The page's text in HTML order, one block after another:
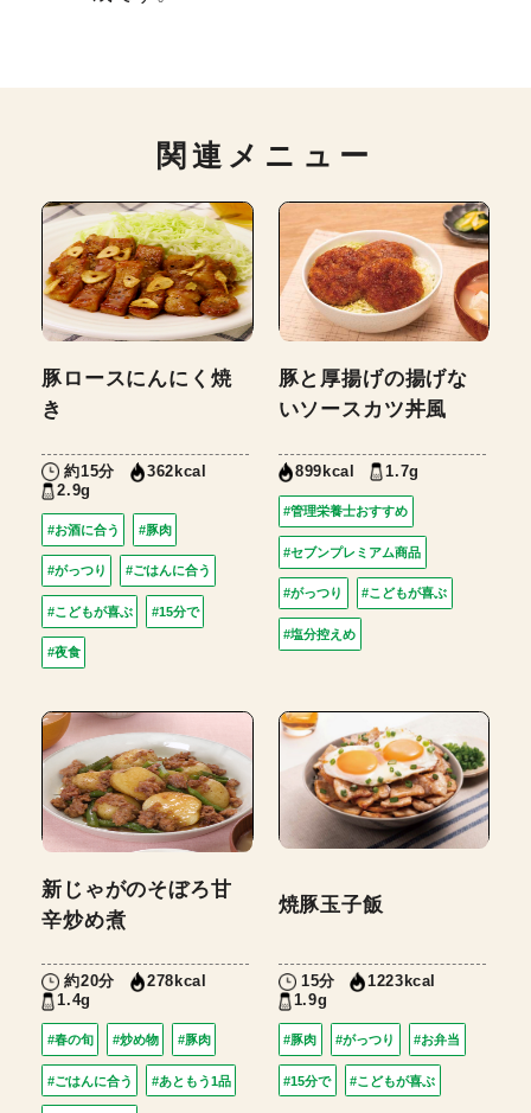
関連メニュー
豚ロースにんにく焼
き
約15分
362kcal
2.9g
#お酒に合う #豚肉
#がっつり #ごはんに合う
#こどもが喜ぶ #15分で
#夜食
豚と厚揚げの揚げな
いソースカツ丼風
899kcal 1.7g
#管理栄養士おすすめ
#セブンプレミアム商品
#がっつり #こどもが喜ぶ
#塩分控えめ
新じゃがのそぼろ甘
辛炒め煮
約20分
278kcal
1.4g
#春の旬 #炒め物 #豚肉
#ごはんに合う #あともう1品
焼豚玉子飯
15分
1223kcal
1.9g
#豚肉 #がっつり #お弁当
#15分で #こどもが喜ぶ